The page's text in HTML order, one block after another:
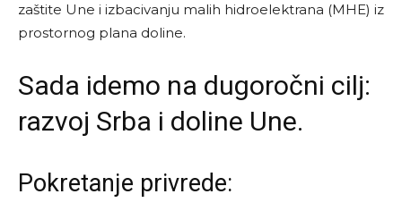
zaštite Une i izbacivanju malih hidroelektrana (MHE) iz
prostornog plana doline.
Sada idemo na dugoročni cilj:
razvoj Srba i doline Une.
Pokretanje privrede: